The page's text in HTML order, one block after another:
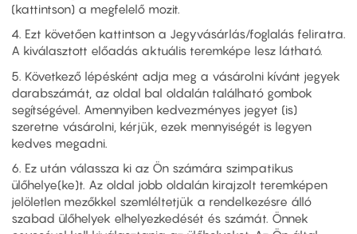
(kattintson) a megfelelő mozit.
4. Ezt követően kattintson a Jegyvásárlás/foglalás feliratra.
A kiválasztott előadás aktuális teremképe lesz látható.
5. Következő lépésként adja meg a vásárolni kívánt jegyek
darabszámát, az oldal bal oldalán található gombok
segítségével. Amennyiben kedvezményes jegyet (is)
szeretne vásárolni, kérjük, ezek mennyiségét is legyen
kedves megadni.
6. Ez után válassza ki az Ön számára szimpatikus
ülőhelye(ke)t. Az oldal jobb oldalán kirajzolt teremképen
jelöletlen mezőkkel szemléltetjük a rendelkezésre álló
szabad ülőhelyek elhelyezkedését és számát. Önnek